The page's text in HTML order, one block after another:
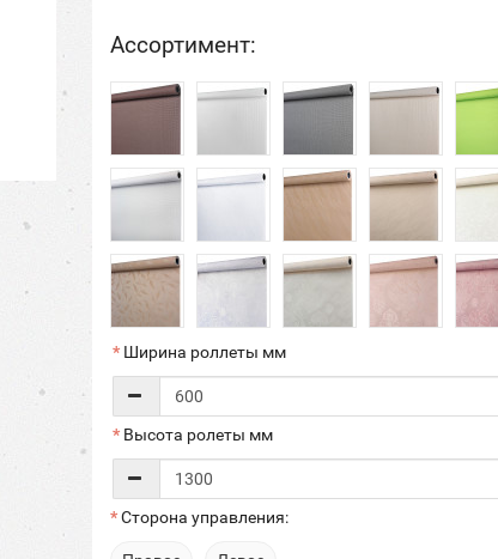
Ассортимент:
Ширина роллеты мм
Высота ролеты мм
Сторона управления: